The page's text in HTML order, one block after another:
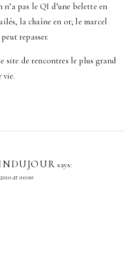
pas le QI d’une belette en
la chaîne en or; le marcel
repasser.
site de rencontres le plus grand
vie.
says:
at 00:00